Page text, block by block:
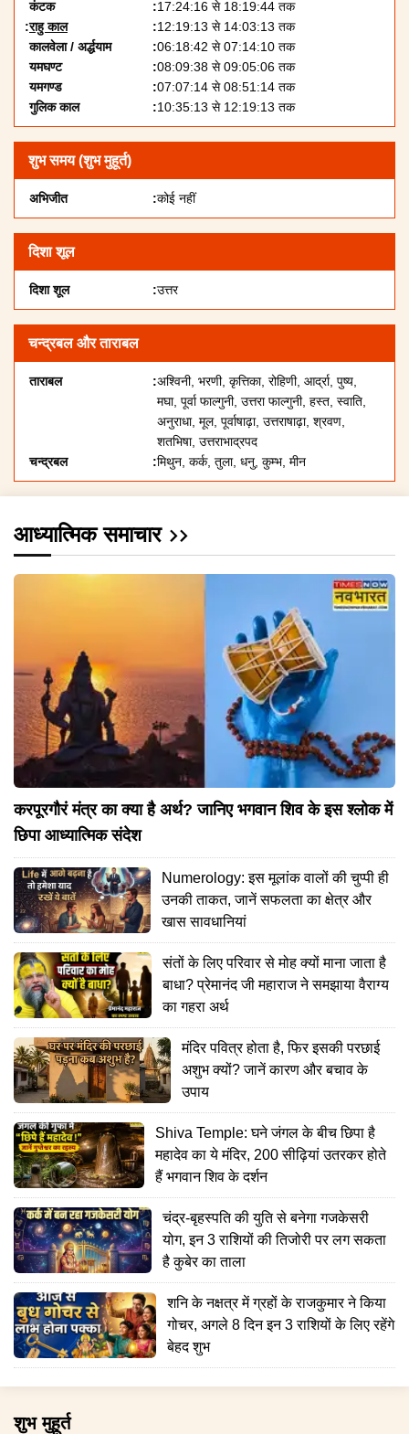
कंटक
17:24:16 से 18:19:44 तक
राहु काल
12:19:13 से 14:03:13 तक
कालवेला / अर्द्धयाम
06:18:42 से 07:14:10 तक
यमघण्ट
08:09:38 से 09:05:06 तक
यमगण्ड
07:07:14 से 08:51:14 तक
गुलिक काल
10:35:13 से 12:19:13 तक
शुभ समय (शुभ मुहूर्त)
अभिजीत कोई नहीं
दिशा शूल
दिशा शूल उत्तर
चन्द्रबल और ताराबल
ताराबल
अश्विनी, भरणी, कृत्तिका, रोहिणी, आर्द्रा, पुष्य,
मघा, पूर्वा फाल्गुनी, उत्तरा फाल्गुनी, हस्त, स्वाति,
अनुराधा, मूल, पूर्वाषाढ़ा, उत्तराषाढ़ा, श्रवण,
शतभिषा, उत्तराभाद्रपद
चन्द्रबल
मिथुन, कर्क, तुला, धनु, कुम्भ, मीन
आध्यात्मिक समाचार
करपूरगौरं मंत्र का क्या है अर्थ? जानिए भगवान शिव के इस श्लोक में
छिपा आध्यात्मिक संदेश
Numerology: इस मूलांक वालों की चुप्पी ही
उनकी ताकत, जानें सफलता का क्षेत्र और
खास सावधानियां
संतों के लिए परिवार से मोह क्यों माना जाता है
बाधा? प्रेमानंद जी महाराज ने समझाया वैराग्य
का गहरा अर्थ
मंदिर पवित्र होता है, फिर इसकी परछाई
अशुभ क्यों? जानें कारण और बचाव के
उपाय
Shiva Temple: घने जंगल के बीच छिपा है
महादेव का ये मंदिर, 200 सीढ़ियां उतरकर होते
हैं भगवान शिव के दर्शन
चंद्र-बृहस्पति की युति से बनेगा गजकेसरी
योग, इन 3 राशियों की तिजोरी पर लग सकता
है कुबेर का ताला
शनि के नक्षत्र में ग्रहों के राजकुमार ने किया
गोचर, अगले 8 दिन इन 3 राशियों के लिए रहेंगे
बेहद शुभ
शुभ मुहूर्त